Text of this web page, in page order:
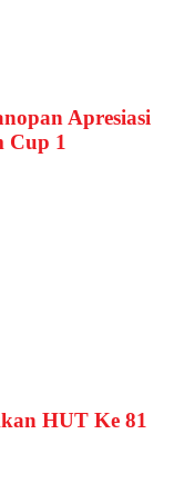
Apresiasi
Cup 1
HUT Ke 81